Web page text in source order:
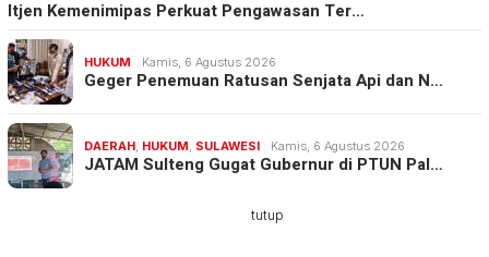
Itjen Kemenimipas Perkuat Pengawasan Ter…
HUKUM Kamis, 6 Agustus 2026
Geger Penemuan Ratusan Senjata Api dan N…
DAERAH, HUKUM, SULAWESI Kamis, 6 Agustus 2026
JATAM Sulteng Gugat Gubernur di PTUN Pal…
tutup